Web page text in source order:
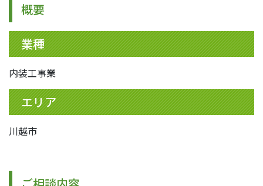
概要
業種
内装工事業
エリア
川越市